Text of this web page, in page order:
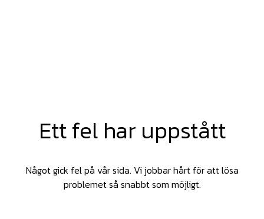
Ett fel har uppstått
Något gick fel på vår sida. Vi jobbar hårt för att lösa
problemet så snabbt som möjligt.